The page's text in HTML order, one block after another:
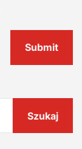
Szukaj